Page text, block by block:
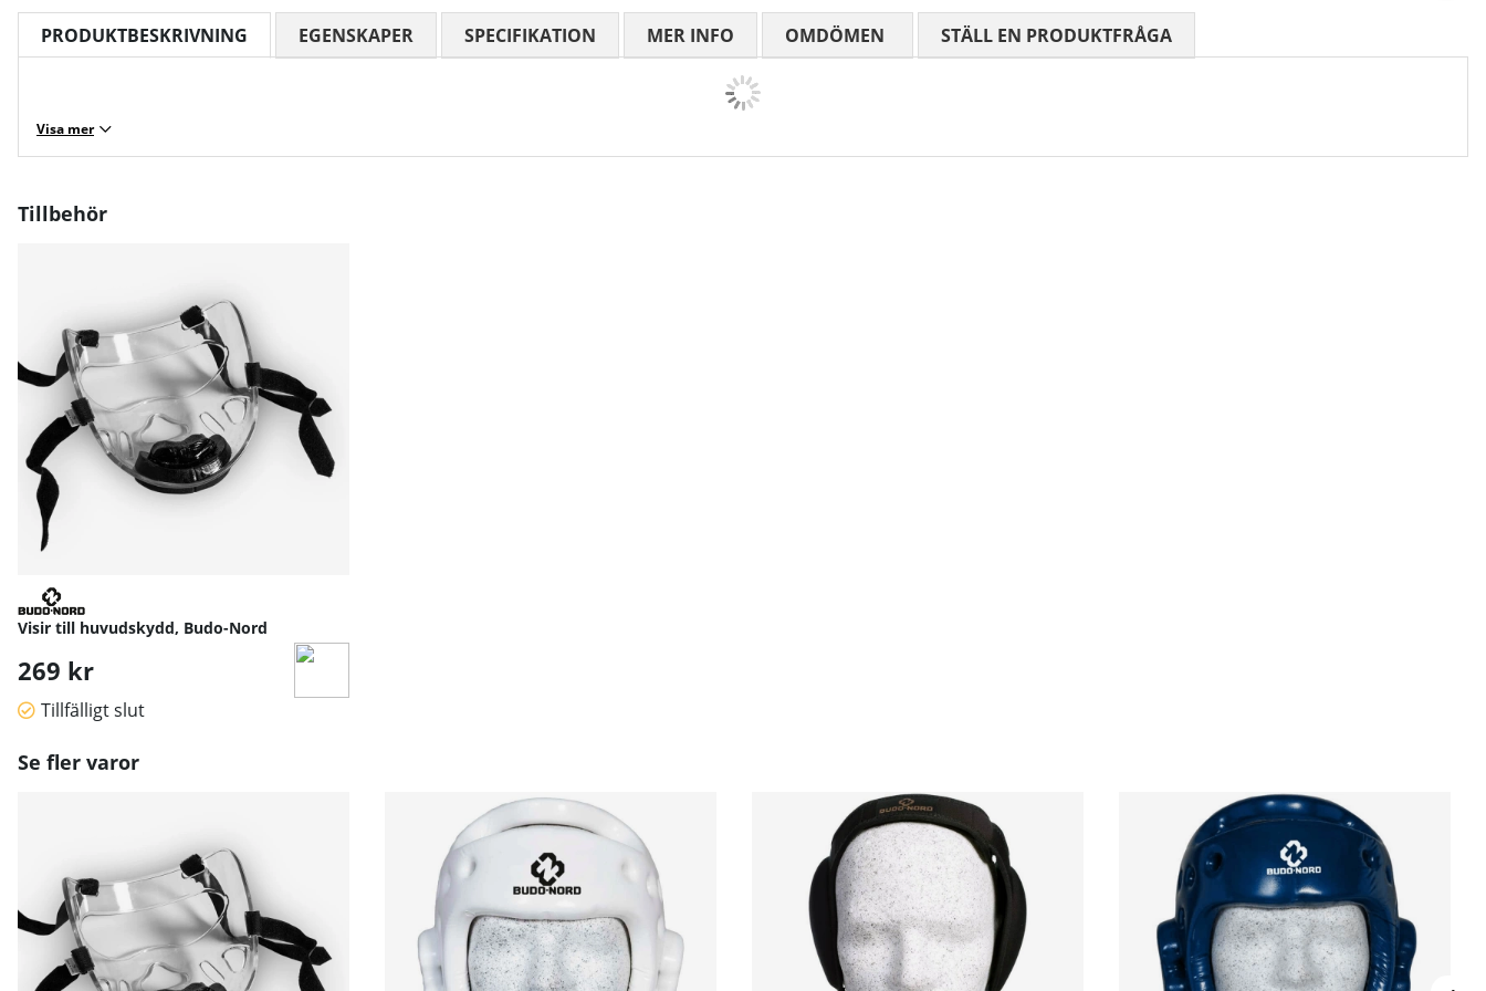
PRODUKTBESKRIVNING
Visa mer
EGENSKAPER SPECIFIKATION MER INFO OMDÖMEN MEDELBETYG 0 AV 5 ANTAL BETYG 0
STÄLL EN PRODUKTFRÅGA
Tillbehör
Visir till huvudskydd, Budo-Nord
269 kr
Tillfälligt slut
Se fler varor